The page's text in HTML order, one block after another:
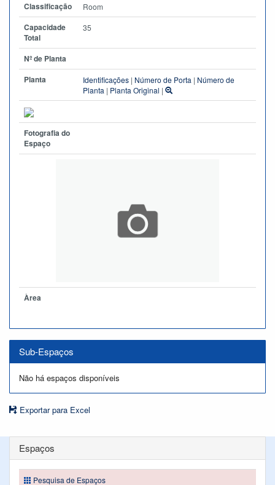
Classificação Room
Capacidade
Total
35
Nº de Planta
Planta
Identificações | Número de Porta | Número de
Planta | Planta Original |
Fotografia do
Espaço
Àrea
Sub-Espaços
Não há espaços disponíveis
Exportar para Excel
Espaços
Pesquisa de Espaços